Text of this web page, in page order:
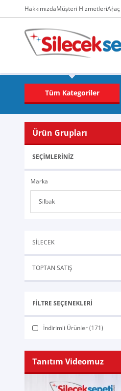
HakkımızdaMüşteri Hizmetleri
Tüm Kategoriler
Ürün Grupları
SEÇIMLERINIZ
Marka
Silbak
SİLECEK
TOPTAN SATIŞ
FILTRE SEÇENEKLERI
İndirimli Ürünler (171)
Tanıtım Videomuz